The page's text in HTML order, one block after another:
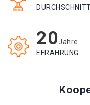
20Jahre
EFRAHRUNG